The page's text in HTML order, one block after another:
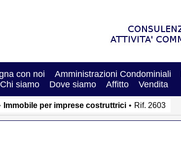
con noi Amministrazioni Condominiali
Chi siamo
Dove siamo Affitto Vendita
Immobile per imprese costruttrici • Rif. 2603